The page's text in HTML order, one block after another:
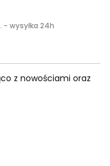
- wysyłka 24h
z nowościami oraz